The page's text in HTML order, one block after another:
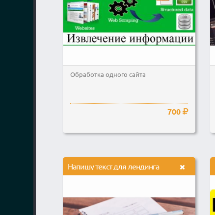
Обработка одного сайта
700
Напишу текст для лендинга